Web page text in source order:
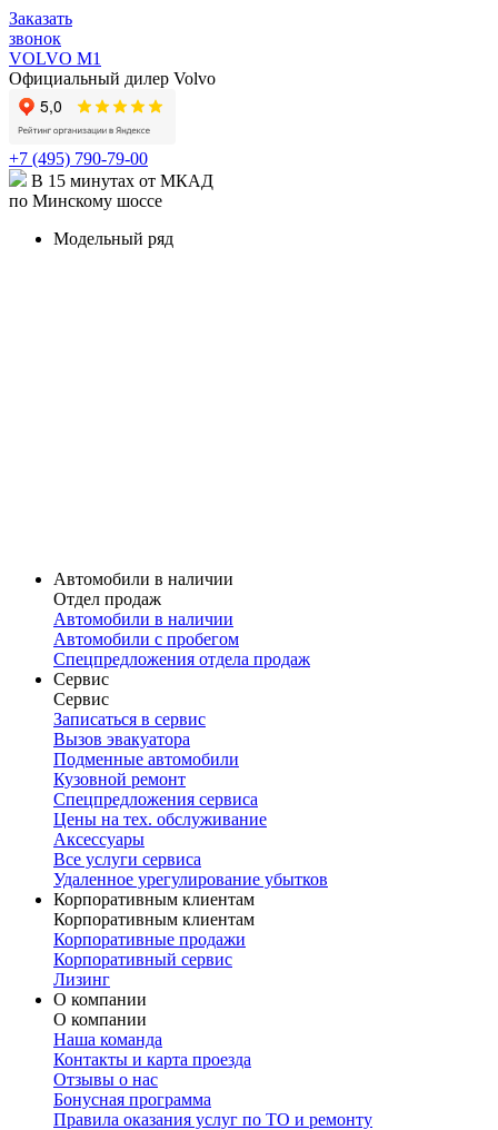
Заказать
звонок
VOLVO M1
Официальный дилер Volvo
+7 (495) 790-79-00
В 15 минутах от МКАД
по Минскому шоссе
Модельный ряд
Автомобили в наличии
Отдел продаж
Автомобили в наличии
Автомобили с пробегом
Спецпредложения отдела продаж
Сервис
Сервис
Записаться в сервис
Вызов эвакуатора
Подменные автомобили
Кузовной ремонт
Спецпредложения сервиса
Цены на тех. обслуживание
Аксессуары
Все услуги сервиса
Удаленное урегулирование убытков
Корпоративным клиентам
Корпоративным клиентам
Корпоративные продажи
Корпоративный сервис
Лизинг
О компании
О компании
Наша команда
Контакты и карта проезда
Отзывы о нас
Бонусная программа
Правила оказания услуг по ТО и ремонту